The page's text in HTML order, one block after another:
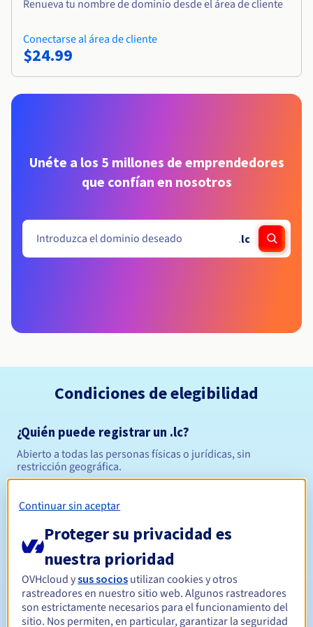
Renueva tu nombre de dominio desde el área de cliente
Conectarse al área de cliente
$24.99
Unéte a los 5 millones de emprendedores
que confían en nosotros
.lc
Condiciones de elegibilidad
¿Quién puede registrar un .lc?
Abierto a todas las personas físicas o jurídicas, sin
restricción geográfica.
Período de registro Entre 1 y 10 años
Período de renovación Entre 1 y 10 años
Continuar sin aceptar
Proteger su privacidad es
nuestra prioridad
OVHcloud ysus socios utilizan cookies y otros
rastreadores en nuestro sitio web. Algunos rastreadores
son estrictamente necesarios para el funcionamiento del
sitio. Nos permiten, en particular, garantizar la seguridad